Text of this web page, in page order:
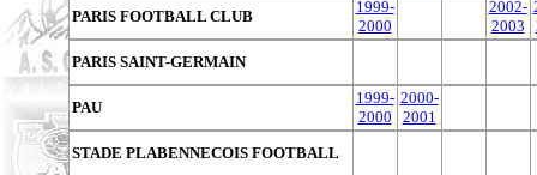
PARIS FOOTBALL CLUB
1999-
2000
2002-
2003
PARIS SAINT-GERMAIN
PAU
1999-
2000
2000-
2001
STADE PLABENNECOIS FOOTBALL